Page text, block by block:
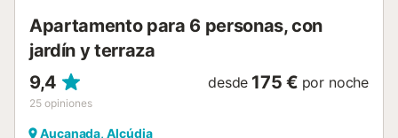
Apartamento para 6 personas, con
jardín y terraza
9,4
25 opiniones
desde 175 € por noche
Aucanada, Alcúdia